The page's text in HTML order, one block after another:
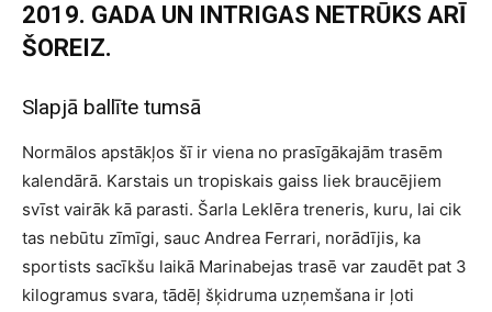
2019. GADA UN INTRIGAS NETRŪKS ARĪ
ŠOREIZ.
Slapjā ballīte tumsā
Normālos apstākļos šī ir viena no prasīgākajām trasēm
kalendārā. Karstais un tropiskais gaiss liek braucējiem
svīst vairāk kā parasti. Šarla Leklēra treneris, kuru, lai cik
tas nebūtu zīmīgi, sauc Andrea Ferrari, norādījis, ka
sportists sacīkšu laikā Marinabejas trasē var zaudēt pat 3
kilogramus svara, tādēļ šķidruma uzņemšana ir ļoti